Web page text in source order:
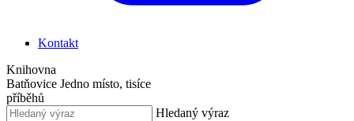
Kontakt
Knihovna
Batňovice Jedno místo, tisíce
příběhů
Hledaný výraz